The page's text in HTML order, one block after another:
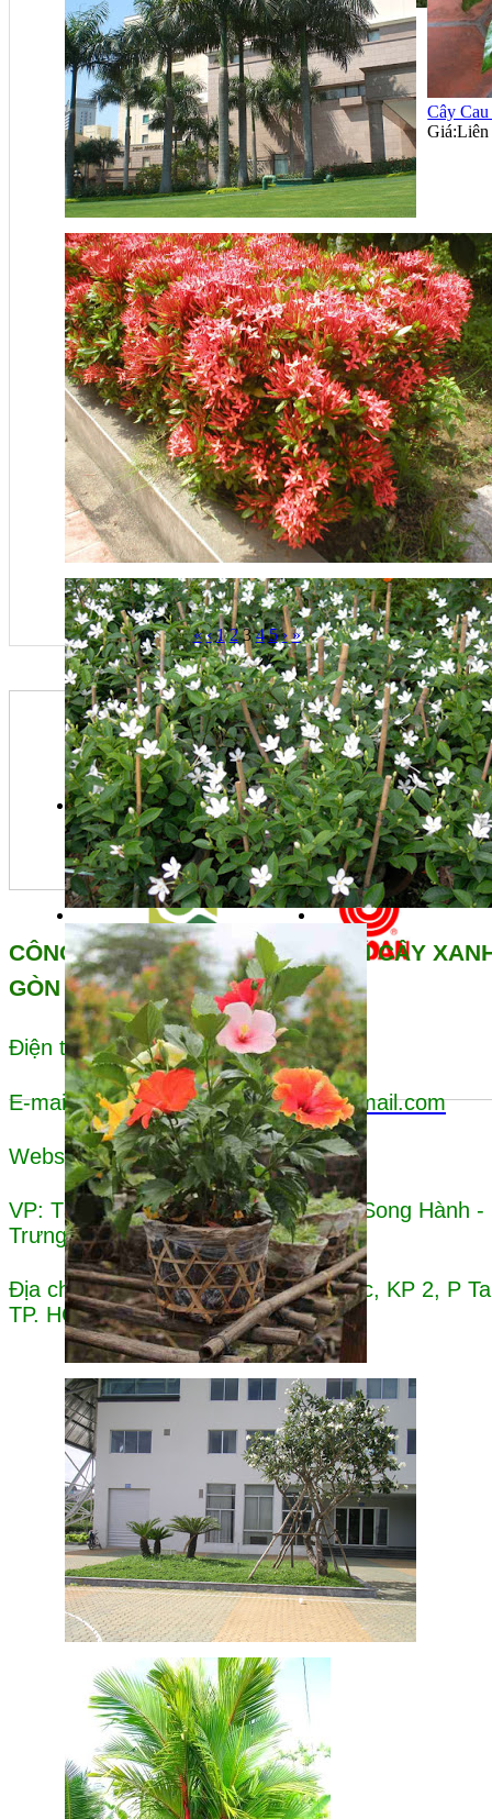
Cây Cau Trắng
Giá:Liên hệ
Cây
Giá:Liên
« ‹ 1 2 3 4 5 › »
CÔNG TY CỔ PHẦN CẢNH QUAN CÂY
GÒN
Điện thoại:0932 72 52 35
E-mail:canhquancayxanhsaigon@gmail.com
Website: canhquancayxanh.com
VP: Tầng 1 - Cao ốc An Khánh - 53 Song Hành -
Trưng, TP.HCM
Địa chỉ trụ sở : 40/10A Ngô Chí Quốc, KP 2, P
TP. HCM